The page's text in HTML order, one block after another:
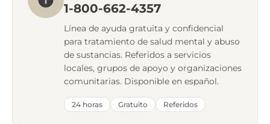
1-800-662-4357
Línea de ayuda gratuita y confidencial
para tratamiento de salud mental y abuso
de sustancias. Referidos a servicios
locales, grupos de apoyo y organizaciones
comunitarias. Disponible en español.
24 horas Gratuito Referidos